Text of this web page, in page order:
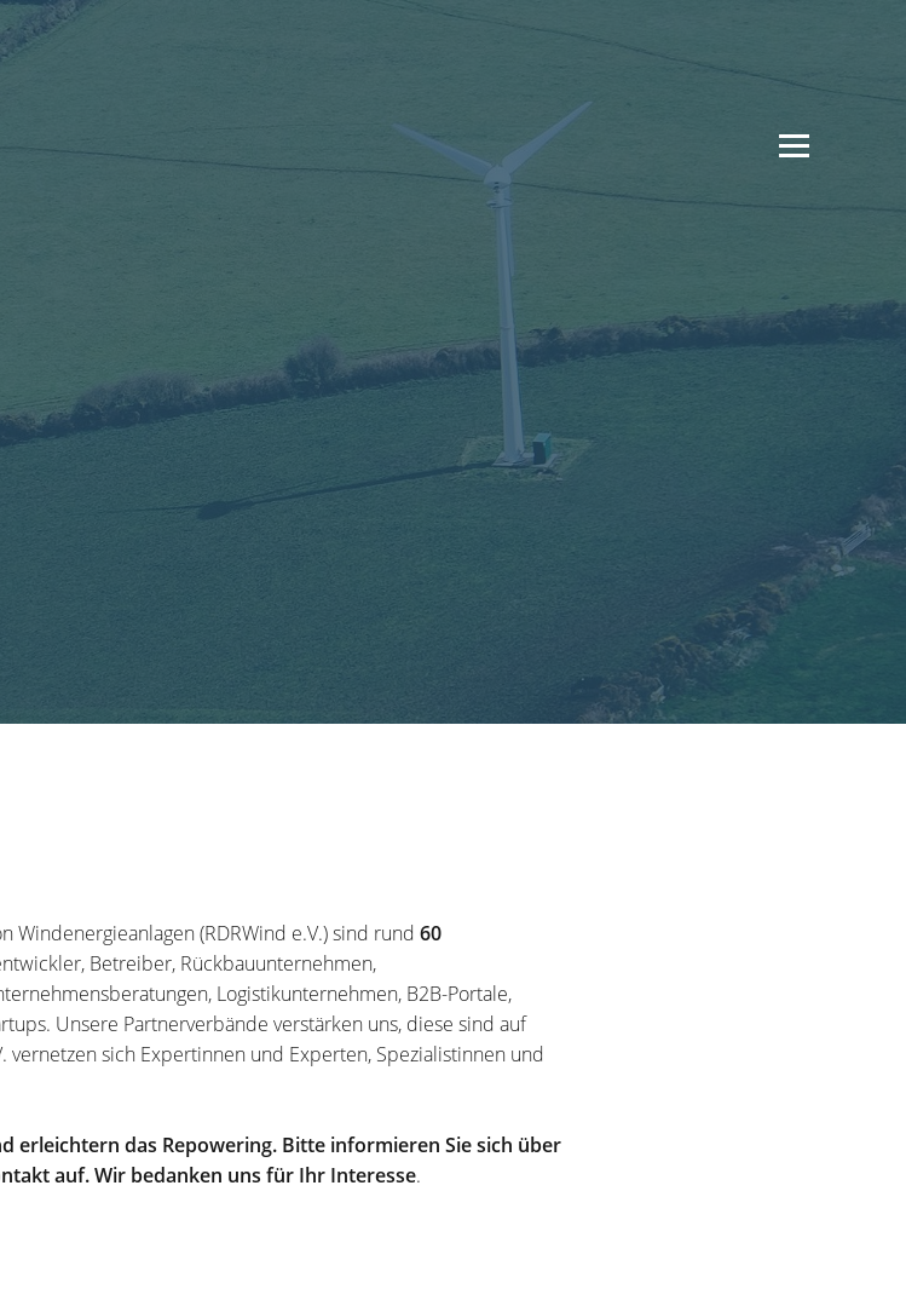
(RDRWind e.V.) sind rund 60
Betreiber, Rückbauunternehmen,
Logistikunternehmen, B2B-Portale,
Unsere Partnerverbände verstärken uns, diese sind auf
sich Expertinnen und Experten, Spezialistinnen und
erleichtern das Repowering. Bitte informieren Sie sich über
auf. Wir bedanken uns für Ihr Interesse.